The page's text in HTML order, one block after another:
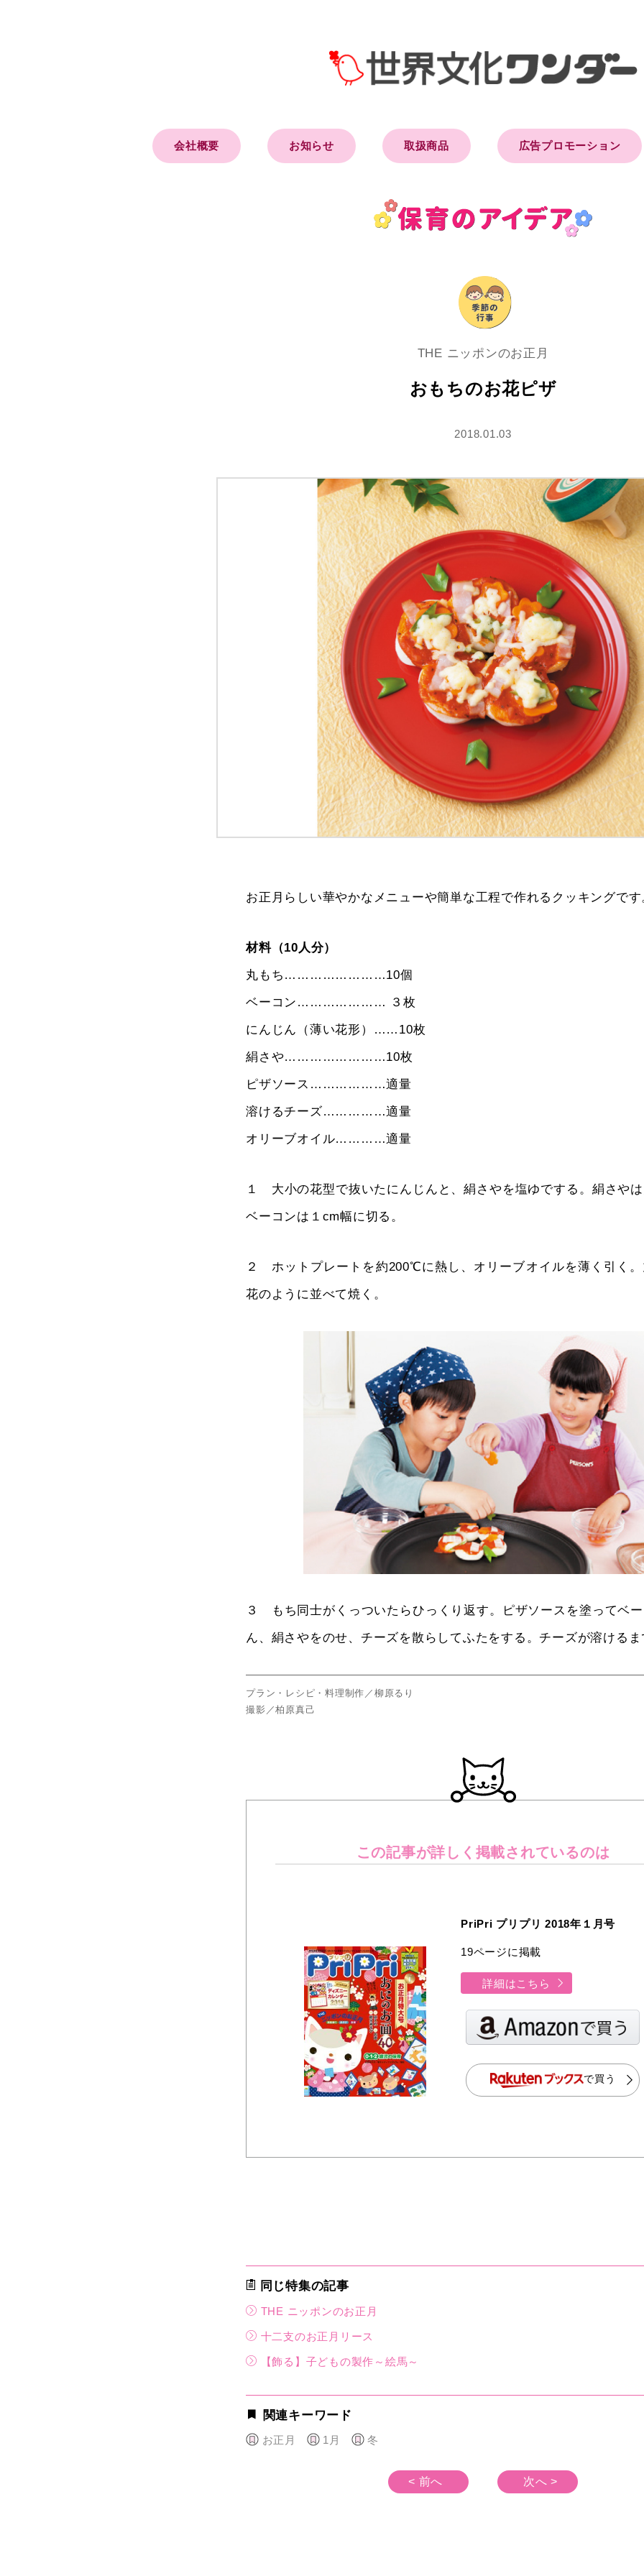
会社概要 お知らせ 取扱商品 広告プロモーション
THE ニッポンのお正月
おもちのお花ピザ
2018.01.03
お正月らしい華やかなメニューや簡単な工程で作れるクッキングです
材料（10人分）
丸もち……………………10個
ベーコン………………… ３枚
にんじん（薄い花形）……10枚
絹さや……………………10枚
ピザソース………………適量
溶けるチーズ……………適量
オリーブオイル…………適量
１ 大小の花型で抜いたにんじんと、絹さやを塩ゆでする。絹さや
ベーコンは１cm幅に切る。
２ ホットプレートを約200℃に熱し、オリーブオイルを薄く引く
花のように並べて焼く。
３ もち同士がくっついたらひっくり返す。ピザソースを塗ってベ
ん、絹さやをのせ、チーズを散らしてふたをする。チーズが溶ける
プラン・レシピ・料理制作／柳原るり
撮影／柏原真己
この記事が詳しく 掲載されているのは
PriPri プリプリ 2018年１月号
19ページに掲載
詳細はこちら
で買う
同じ特集の記事
THE ニッポンのお正月
十二支のお正月リース
【飾る】子どもの製作～絵馬～
関連キーワード
お正月 1月 冬
< 前へ 次へ >